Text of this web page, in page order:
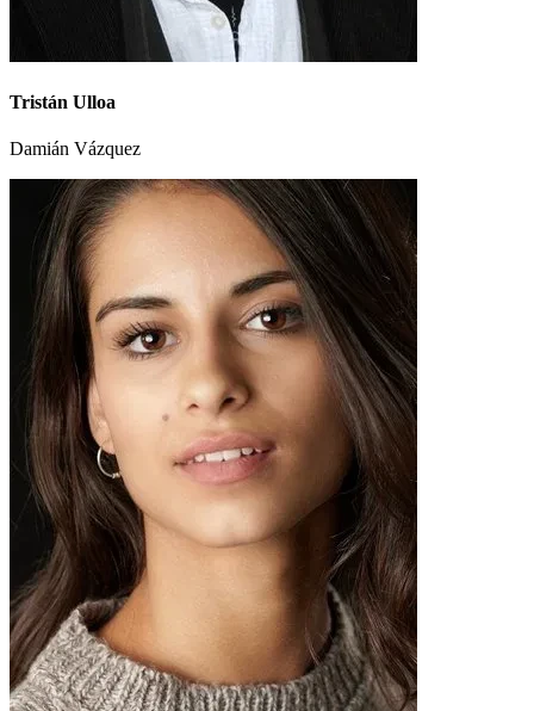
Tristán Ulloa
Damián Vázquez